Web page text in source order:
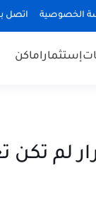
الخصوصية اتصل
إستثماراماكن
لم تكن